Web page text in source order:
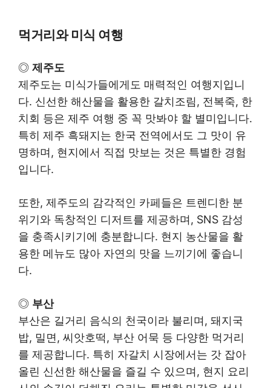
먹거리와 미식 여행
◎ 제주도
제주도는 미식가들에게도 매력적인 여행지입니
다. 신선한 해산물을 활용한 갈치조림, 전복죽, 한
치회 등은 제주 여행 중 꼭 맛봐야 할 별미입니다.
특히 제주 흑돼지는 한국 전역에서도 그 맛이 유
명하며, 현지에서 직접 맛보는 것은 특별한 경험
입니다.
또한, 제주도의 감각적인 카페들은 트렌디한 분
위기와 독창적인 디저트를 제공하며, SNS 감성
을 충족시키기에 충분합니다. 현지 농산물을 활
용한 메뉴도 많아 자연의 맛을 느끼기에 좋습니
다.
◎ 부산
부산은 길거리 음식의 천국이라 불리며, 돼지국
밥, 밀면, 씨앗호떡, 부산 어묵 등 다양한 먹거리
를 제공합니다. 특히 자갈치 시장에서는 갓 잡아
올린 신선한 해산물을 즐길 수 있으며, 현지 요리